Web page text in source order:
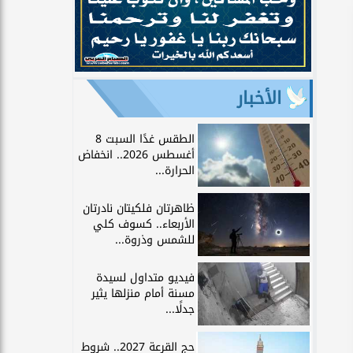
الأخبار
الطقس غدًا السبت 8
أغسطس 2026.. انخفاض
الحرارة...
ظاهرتان فلكيتان نادرتان
الأربعاء.. كسوف كلي
للشمس وذروة...
فيديو متداول لسيدة
مسنة أمام منزلها يثير
جدلًا...
حج القرعة 2027.. شروط